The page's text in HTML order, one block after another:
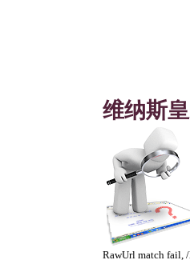
维纳斯
RawUrl match fail,